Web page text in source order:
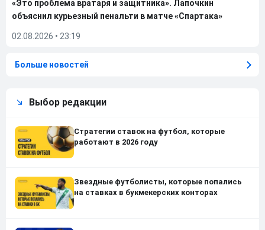
«Это проблема вратаря и защитника». Лапочкин
объяснил курьезный пенальти в матче «Спартака»
02.08.2026 • 23:19
Больше новостей
Выбор редакции
Стратегии ставок на футбол, которые
работают в 2026 году
Звездные футболисты, которые попались
на ставках в букмекерских конторах